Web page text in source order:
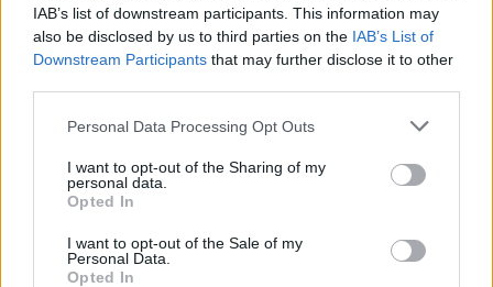
IAB’s list of downstream participants. This information may
also be disclosed by us to third parties on the IAB’s List of
Downstream Participants that may further disclose it to other
Please note that this website/app uses one or more Google
not limited to your visit or usage behaviour. You may click to
grant or deny consent to Google and its third-party tags to
use your data for below specified purposes in below Google
consent section.
Personal Data Processing Opt Outs
I want to opt-out of the Sharing of my
personal data.
Opted In
I want to opt-out of the Sale of my
Personal Data.
Opted In